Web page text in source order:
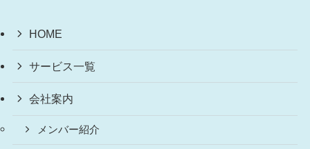
HOME
サービス一覧
会社案内
メンバー紹介